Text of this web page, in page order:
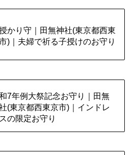
かり守｜田無神社(東京都西東
)｜夫婦で祈る子授けのお守り
7年例大祭記念お守り｜田無
(東京都西東京市)｜インドレ
の限定お守り